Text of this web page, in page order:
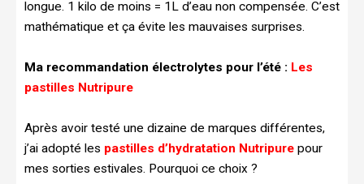
longue. 1 kilo de moins = 1L d’eau non compensée. C’est
mathématique et ça évite les mauvaises surprises.
Ma recommandation électrolytes pour l’été : Les
pastilles Nutripure
Après avoir testé une dizaine de marques différentes,
j’ai adopté les pastilles d’hydratation Nutripure pour
mes sorties estivales. Pourquoi ce choix ?